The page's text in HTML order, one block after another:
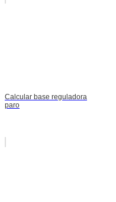
Calcular base reguladora
paro